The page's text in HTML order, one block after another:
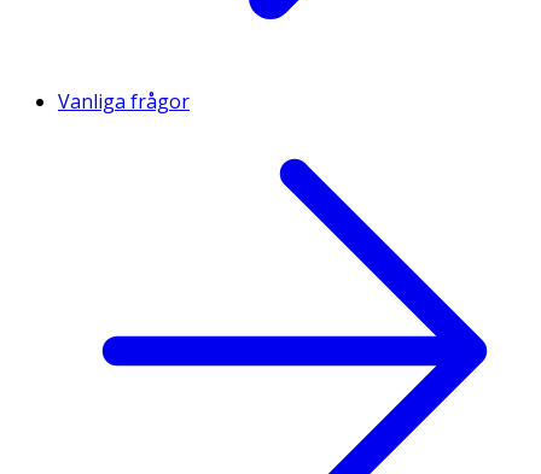
Vanliga frågor